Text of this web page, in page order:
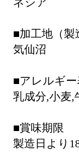
■加工地（製
気仙沼
■アレルギー
乳成分,小麦,
■賞味期限
製造日より